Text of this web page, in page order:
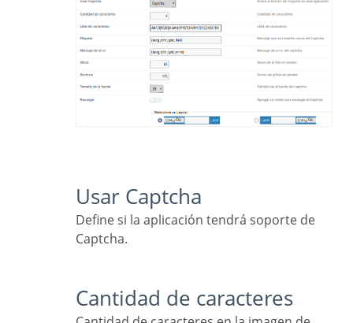
Usar Captcha
Define si la aplicación tendrá soporte de
Captcha.
Cantidad de caracteres